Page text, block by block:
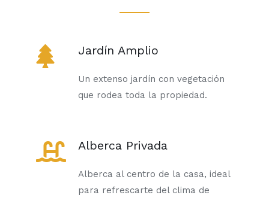
Jardín Amplio
Un extenso jardín con vegetación
que rodea toda la propiedad.
Alberca Privada
Alberca al centro de la casa, ideal
para refrescarte del clima de